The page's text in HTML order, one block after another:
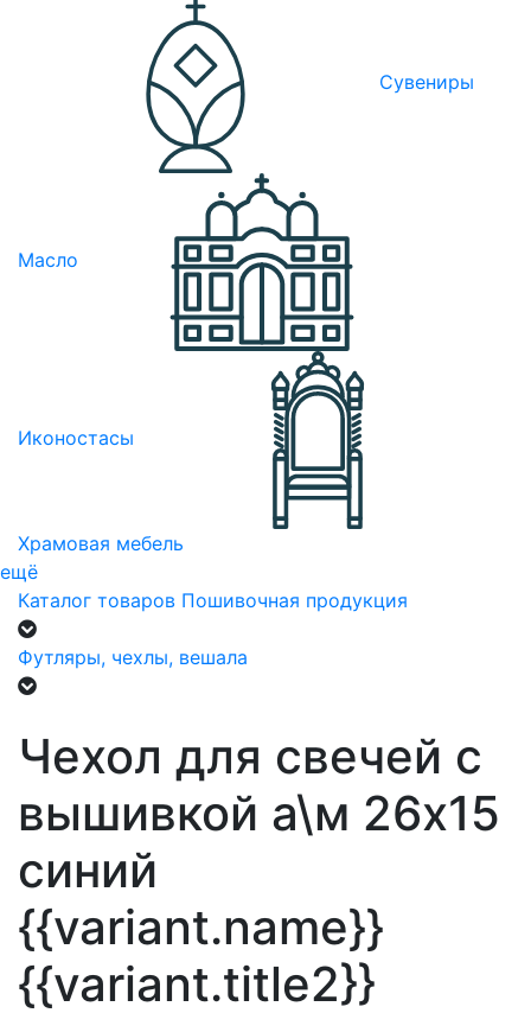
Сувениры
Масло
Иконостасы
Храмовая мебель
ещё
Каталог товаров Пошивочная продукция
Футляры, чехлы, вешала
Чехол для свечей с
вышивкой а\м 26х15
синий
{{variant.name}}
{{variant.title2}}